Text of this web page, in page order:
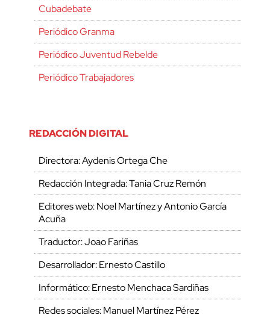
Cubadebate
Periódico Granma
Periódico Juventud Rebelde
Periódico Trabajadores
REDACCIÓN DIGITAL
Directora: Aydenis Ortega Che
Redacción Integrada: Tania Cruz Remón
Editores web: Noel Martínez y Antonio García
Acuña
Traductor: Joao Fariñas
Desarrollador: Ernesto Castillo
Informático: Ernesto Menchaca Sardiñas
Redes sociales: Manuel Martínez Pérez